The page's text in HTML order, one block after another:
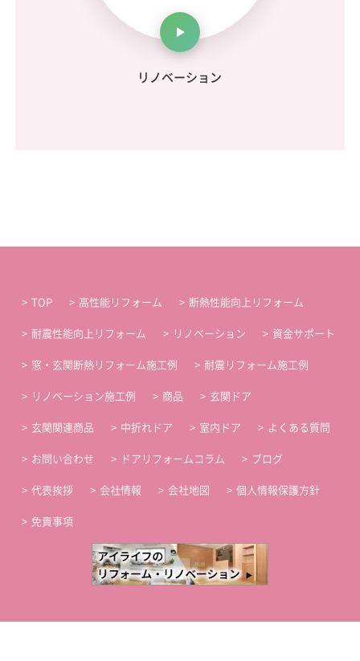
リノベーション
TOP 高性能リフォーム 断熱性能向上リフォーム
耐震性能向上リフォーム リノベーション 資金サポート
窓・玄関断熱リフォーム施工例 耐震リフォーム施工例
リノベーション施工例 商品 玄関ドア
玄関関連商品 中折れドア 室内ドア よくある質問
お問い合わせ ドアリフォームコラム ブログ
代表挨拶 会社情報 会社地図 個人情報保護方針
免責事項